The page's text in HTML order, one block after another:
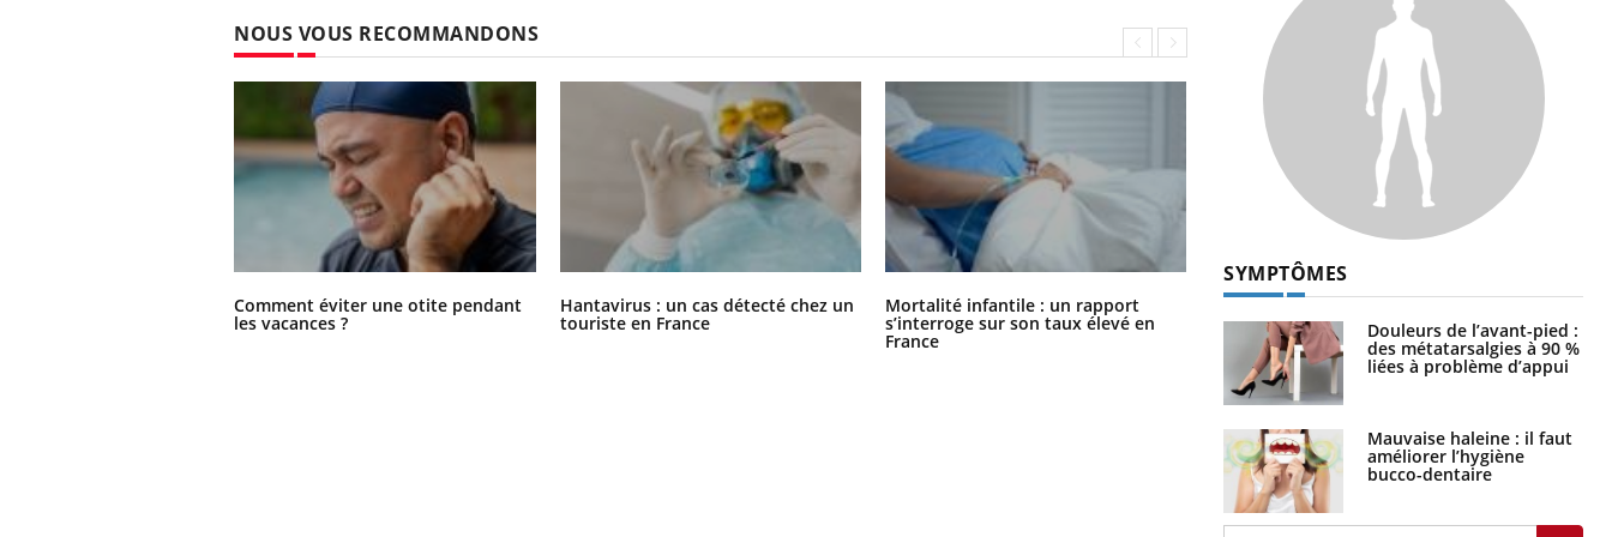
NOUS VOUS RECOMMANDONS
Comment éviter une otite pendant
les vacances ?
Hantavirus : un cas détecté chez un
touriste en France
Mortalité infantile : un rapport
s’interroge sur son taux élevé en
France
Grossesse à risque : ce jus naturel
attire l'attention des chercheurs
SYMPTÔMES
Douleurs de l’avant-pied :
des métatarsalgies à 90 %
liées à problème d’appui
Mauvaise haleine : il faut
améliorer l’hygiène
bucco-dentaire